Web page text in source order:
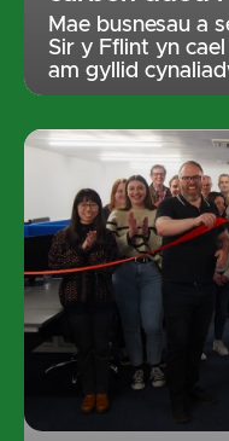
Mae busnesau a
Sir y Fflint yn
am gyllid